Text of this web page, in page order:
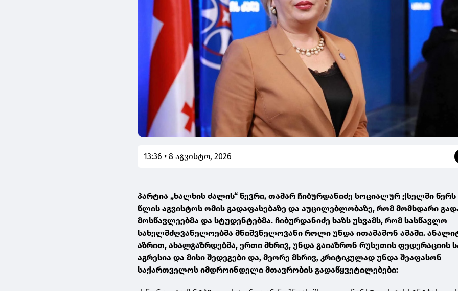
13:36 • 8 აგვისტო, 2026
პარტია „ხალხის ძალის“ წევრი, თამარ ჩიბურდანიძე სოციალურ ქსელში წერს
წლის აგვისტოს ომის გადაფასებაზე და აუცილებლობაზე, რომ მომხდარი
მოსწავლეებმა და სტუდენტებმა. ჩიბურდანიძე ხაზს უსვამს, რომ სასწავლო
სახელმძღვანელოებმა მნიშვნელოვანი როლი უნდა ითამაშონ ამაში.
აზრით, ახალგაზრდებმა, ერთი მხრივ, უნდა გაიაზრონ რუსეთის ფედერაციის
აგრესია და მისი შედეგები და, მეორე მხრივ, კრიტიკულად უნდა შეაფასონ
საქართველოს იმდროინდელი მთავრობის გადაწყვეტილებები: